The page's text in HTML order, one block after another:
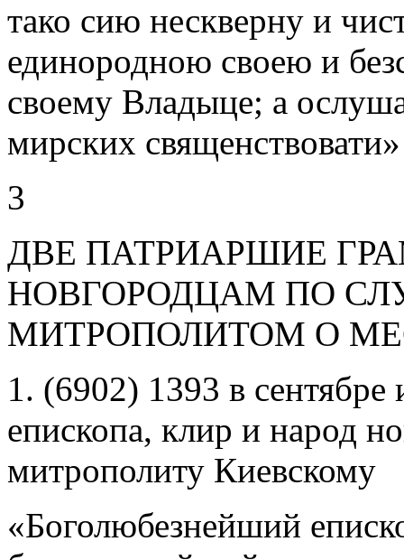
тако сию нескверну и
единородною своею и
своему Владыце; а
мирских
3
ДВЕ ПАТРИАРШИЕ
НОВГОРОДЦАМ ПО
МИТРОПОЛИТОМ О
1. (6902) 1393 в
епископа, клир и народ
митрополиту Киевскому
«Боголюбезнейший